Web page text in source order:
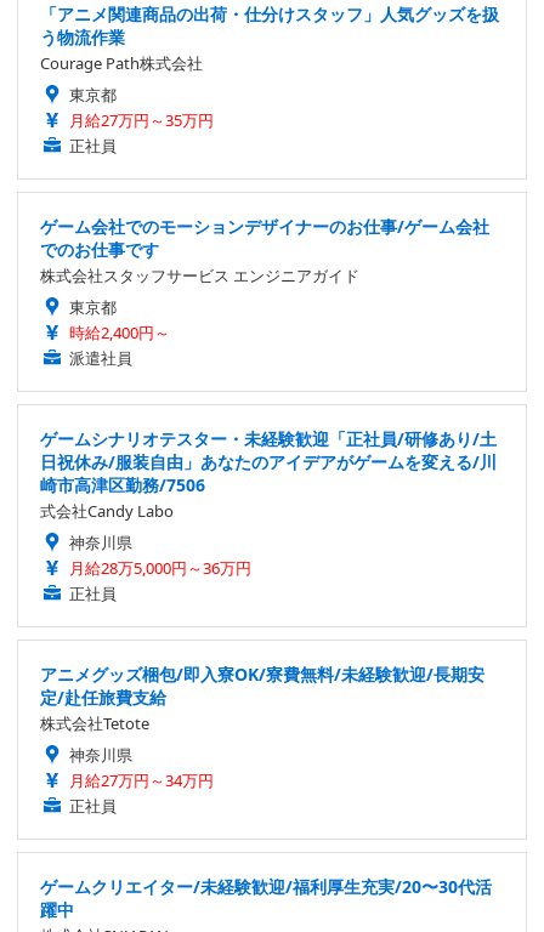
「アニメ関連商品の出荷・仕分けスタッフ」人気グッズを扱
う物流作業
Courage Path株式会社
東京都
月給27万円～35万円
正社員
ゲーム会社でのモーションデザイナーのお仕事/ゲーム会社
でのお仕事です
株式会社スタッフサービス エンジニアガイド
東京都
時給2,400円～
派遣社員
ゲームシナリオテスター・未経験歓迎「正社員/研修あり/土
日祝休み/服装自由」あなたのアイデアがゲームを変える/川
崎市高津区勤務/7506
式会社Candy Labo
神奈川県
月給28万5,000円～36万円
正社員
アニメグッズ梱包/即入寮OK/寮費無料/未経験歓迎/長期安
定/赴任旅費支給
株式会社Tetote
神奈川県
月給27万円～34万円
正社員
ゲームクリエイター/未経験歓迎/福利厚生充実/20〜30代活
躍中